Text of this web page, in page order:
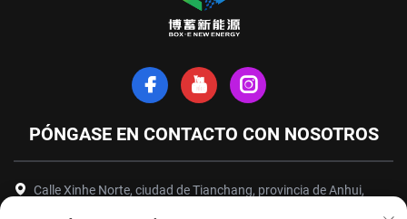
PÓNGASE EN CONTACTO CON NOSOTROS
Calle Xinhe Norte, ciudad de Tianchang, provincia de Anhui,